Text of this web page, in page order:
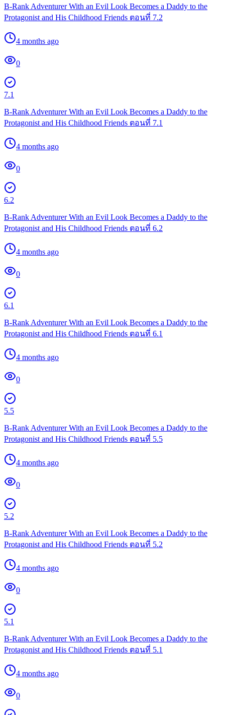
B-Rank Adventurer With an Evil Look Becomes a Daddy to the
Protagonist and His Childhood Friends ตอนที่ 7.2
4 months ago
0
7.1
B-Rank Adventurer With an Evil Look Becomes a Daddy to the
Protagonist and His Childhood Friends ตอนที่ 7.1
4 months ago
0
6.2
B-Rank Adventurer With an Evil Look Becomes a Daddy to the
Protagonist and His Childhood Friends ตอนที่ 6.2
4 months ago
0
6.1
B-Rank Adventurer With an Evil Look Becomes a Daddy to the
Protagonist and His Childhood Friends ตอนที่ 6.1
4 months ago
0
5.5
B-Rank Adventurer With an Evil Look Becomes a Daddy to the
Protagonist and His Childhood Friends ตอนที่ 5.5
4 months ago
0
5.2
B-Rank Adventurer With an Evil Look Becomes a Daddy to the
Protagonist and His Childhood Friends ตอนที่ 5.2
4 months ago
0
5.1
B-Rank Adventurer With an Evil Look Becomes a Daddy to the
Protagonist and His Childhood Friends ตอนที่ 5.1
4 months ago
0